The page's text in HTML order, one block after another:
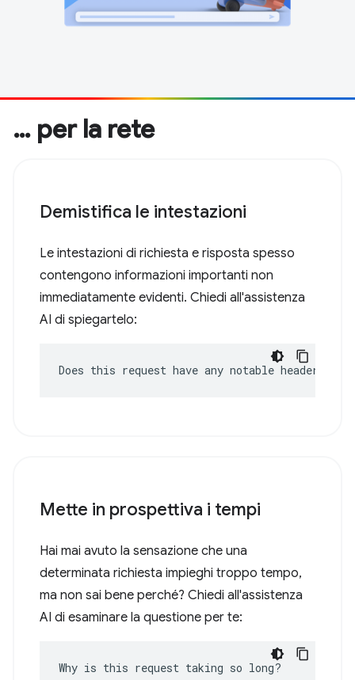
… per la rete
Demistifica le intestazioni
Le intestazioni di richiesta e risposta spesso
contengono informazioni importanti non
immediatamente evidenti. Chiedi all'assistenza
AI di spiegartelo:
Does this request have any notable headers?
Mette in prospettiva i tempi
Hai mai avuto la sensazione che una
determinata richiesta impieghi troppo tempo,
ma non sai bene perché? Chiedi all'assistenza
AI di esaminare la questione per te:
Why is this request taking so long?